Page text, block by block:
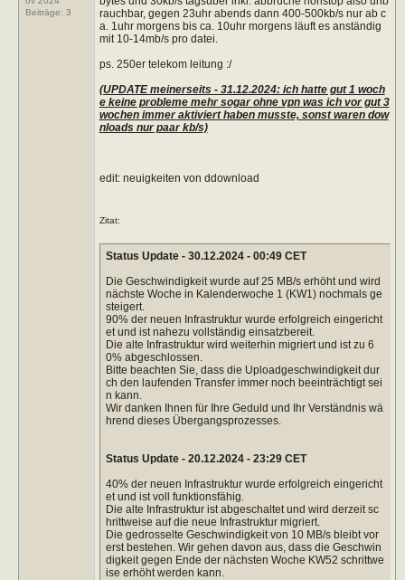
Beiträge: 3
rauchbar, gegen 23uhr abends dann 400-500kb/s nur ab c
a. 1uhr morgens bis ca. 10uhr morgens läuft es anständig
mit 10-14mb/s pro datei.
ps. 250er telekom leitung :/
(UPDATE meinerseits - 31.12.2024: ich hatte gut 1 woch
e keine probleme mehr sogar ohne vpn was ich vor gut 3
wochen immer aktiviert haben musste, sonst waren dow
nloads nur paar kb/s)
edit: neuigkeiten von ddownload
Zitat:
Status Update - 30.12.2024 - 00:49 CET
Die Geschwindigkeit wurde auf 25 MB/s erhöht und wird
nächste Woche in Kalenderwoche 1 (KW1) nochmals ge
steigert.
90% der neuen Infrastruktur wurde erfolgreich eingericht
et und ist nahezu vollständig einsatzbereit.
Die alte Infrastruktur wird weiterhin migriert und ist zu 6
0% abgeschlossen.
Bitte beachten Sie, dass die Uploadgeschwindigkeit dur
ch den laufenden Transfer immer noch beeinträchtigt sei
n kann.
Wir danken Ihnen für Ihre Geduld und Ihr Verständnis wä
hrend dieses Übergangsprozesses.
Status Update - 20.12.2024 - 23:29 CET
40% der neuen Infrastruktur wurde erfolgreich eingericht
et und ist voll funktionsfähig.
Die alte Infrastruktur ist abgeschaltet und wird derzeit sc
hrittweise auf die neue Infrastruktur migriert.
Die gedrosselte Geschwindigkeit von 10 MB/s bleibt vor
erst bestehen. Wir gehen davon aus, dass die Geschwin
digkeit gegen Ende der nächsten Woche KW52 schrittwe
ise erhöht werden kann.